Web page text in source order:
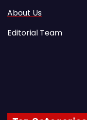
About Us
Editorial Team